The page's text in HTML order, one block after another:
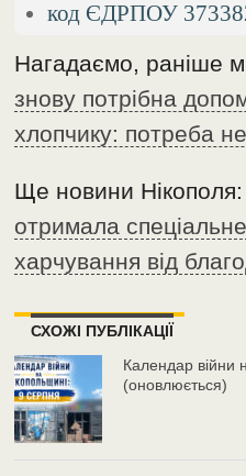
код ЄДРПОУ
Нагадаємо, раніше
знову потрібна
хлопчику: потреба
Ще новини
отримала
харчування від
СХОЖІ ПУБЛІКАЦІЇ
Календар війни
(оновлюється)